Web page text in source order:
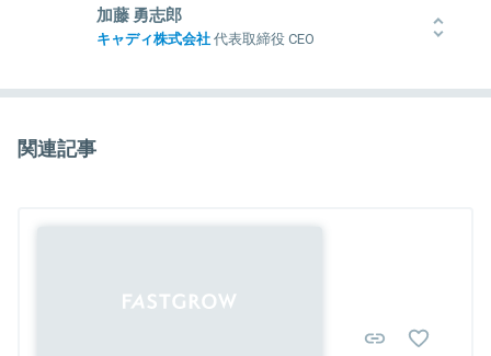
加藤 勇志郎
キャディ株式会社代表取締役 CEO
ンド・カンパニーへ入社。同社マネージャーとして、グローバルな
大手メーカー１５社程度の調達改革に従事した結果、同分野への課
題意識から、２０１７年末にキャディ株式会社を創業。「モノづくり
関連記事